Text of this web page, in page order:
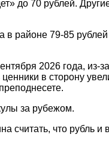
до 70 рублей.
79-85 рублей
2026 года, из-
в сторону
за рубежом.
считать, что рубль и